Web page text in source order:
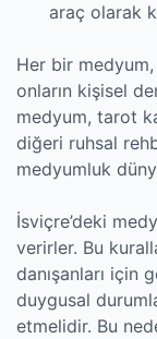
araç olarak
Her bir
onların kişisel
medyum, tarot
diğeri ruhsal
medyumluk
İsviçre’deki
verirler. Bu
danışanları için
duygusal
etmelidir. Bu